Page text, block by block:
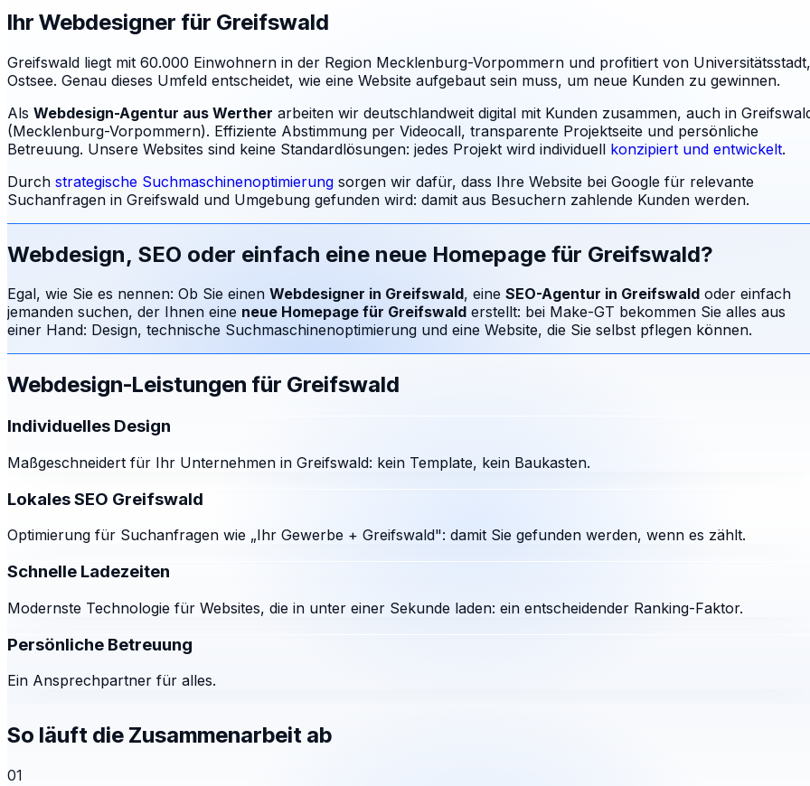
Ihr Webdesigner für Greifswald
Greifswald liegt mit 60.000 Einwohnern in der Region Mecklenburg-Vorpommern und profitiert von Universitätsstadt,
Ostsee. Genau dieses Umfeld entscheidet, wie eine Website aufgebaut sein muss, um neue Kunden zu gewinnen.
Als Webdesign-Agentur aus Werther arbeiten wir deutschlandweit digital mit Kunden zusammen, auch in
(Mecklenburg-Vorpommern). Effiziente Abstimmung per Videocall, transparente Projektseite und persönliche
Betreuung. Unsere Websites sind keine Standardlösungen: jedes Projekt wird individuell konzipiert und entwickelt.
Durch strategische Suchmaschinenoptimierung sorgen wir dafür, dass Ihre Website bei Google für relevante
Suchanfragen in Greifswald und Umgebung gefunden wird: damit aus Besuchern zahlende Kunden werden.
Webdesign, SEO oder einfach eine neue Homepage für Greifswald?
Egal, wie Sie es nennen: Ob Sie einen Webdesigner in Greifswald, eine SEO-Agentur in Greifswald oder einfach
jemanden suchen, der Ihnen eine neue Homepage für Greifswald erstellt: bei Make-GT bekommen Sie alles aus
einer Hand: Design, technische Suchmaschinenoptimierung und eine Website, die Sie selbst pflegen können.
Webdesign-Leistungen für Greifswald
Individuelles Design
Maßgeschneidert für Ihr Unternehmen in Greifswald: kein Template, kein Baukasten.
Lokales SEO Greifswald
Optimierung für Suchanfragen wie „Ihr Gewerbe + Greifswald": damit Sie gefunden werden, wenn es zählt.
Schnelle Ladezeiten
Modernste Technologie für Websites, die in unter einer Sekunde laden: ein entscheidender Ranking-Faktor.
Persönliche Betreuung
Ein Ansprechpartner für alles.
So läuft die Zusammenarbeit ab
01